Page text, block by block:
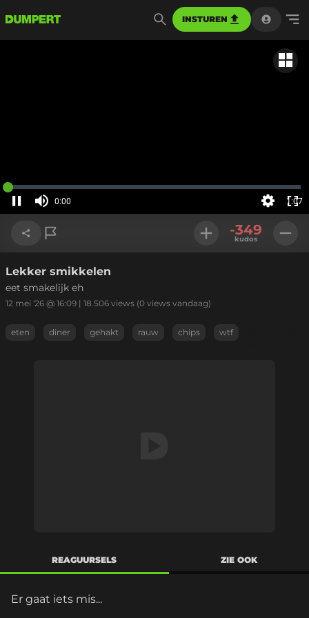
INSTUREN
uit
Huidige
tijd
0:00 1:07
Geladen:
0%
Link kopiëren
-349
kudos
Lekker smikkelen
eet smakelijk eh
12 mei '26 @ 16:09 | 18.506 views (0 views vandaag)
eten diner gehakt rauw chips wtf
REAGUURSELS ZIE OOK
Er gaat iets mis...